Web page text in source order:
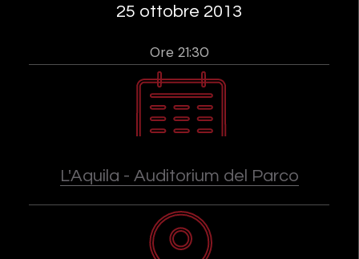
25 ottobre 2013
Ore 21:30
L'Aquila - Auditorium del Parco